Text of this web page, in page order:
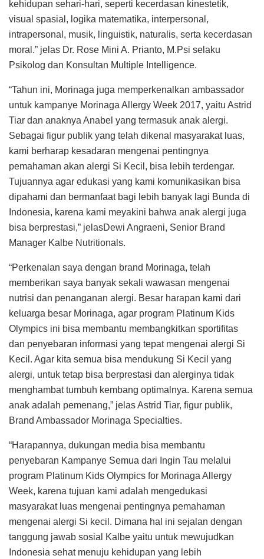
kehidupan sehari-hari, seperti kecerdasan kinestetik,
visual spasial, logika matematika, interpersonal,
intrapersonal, musik, linguistik, naturalis, serta kecerdasan
moral.” jelas Dr. Rose Mini A. Prianto, M.Psi selaku
Psikolog dan Konsultan Multiple Intelligence.
“Tahun ini, Morinaga juga memperkenalkan ambassador
untuk kampanye Morinaga Allergy Week 2017, yaitu Astrid
Tiar dan anaknya Anabel yang termasuk anak alergi.
Sebagai figur publik yang telah dikenal masyarakat luas,
kami berharap kesadaran mengenai pentingnya
pemahaman akan alergi Si Kecil, bisa lebih terdengar.
Tujuannya agar edukasi yang kami komunikasikan bisa
dipahami dan bermanfaat bagi lebih banyak lagi Bunda di
Indonesia, karena kami meyakini bahwa anak alergi juga
bisa berprestasi,” jelasDewi Angraeni, Senior Brand
Manager Kalbe Nutritionals.
“Perkenalan saya dengan brand Morinaga, telah
memberikan saya banyak sekali wawasan mengenai
nutrisi dan penanganan alergi. Besar harapan kami dari
keluarga besar Morinaga, agar program Platinum Kids
Olympics ini bisa membantu membangkitkan sportifitas
dan penyebaran informasi yang tepat mengenai alergi Si
Kecil. Agar kita semua bisa mendukung Si Kecil yang
alergi, untuk tetap bisa berprestasi dan alerginya tidak
menghambat tumbuh kembang optimalnya. Karena semua
anak adalah pemenang,” jelas Astrid Tiar, figur publik,
Brand Ambassador Morinaga Specialties.
“Harapannya, dukungan media bisa membantu
penyebaran Kampanye Semua dari Ingin Tau melalui
program Platinum Kids Olympics for Morinaga Allergy
Week, karena tujuan kami adalah mengedukasi
masyarakat luas mengenai pentingnya pemahaman
mengenai alergi Si kecil. Dimana hal ini sejalan dengan
tanggung jawab sosial Kalbe yaitu untuk mewujudkan
Indonesia sehat menuju kehidupan yang lebih